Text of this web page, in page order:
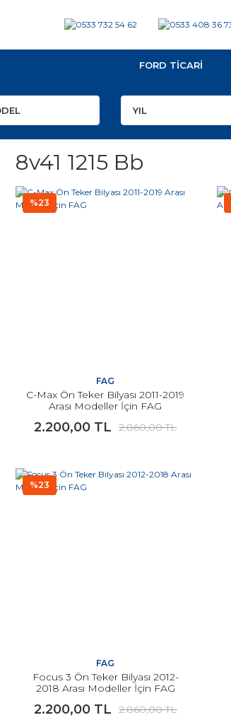
FORD TİCARİ
8v41 1215 Bb
%23
FAG
C-Max Ön Teker Bilyası 2011-2019
Arası Modeller İçin FAG
2.200,00 TL 2.860,00 TL
%23
FAG
Focus 3 Ön Teker Bilyası 2012-
2018 Arası Modeller İçin FAG
2.200,00 TL 2.860,00 TL